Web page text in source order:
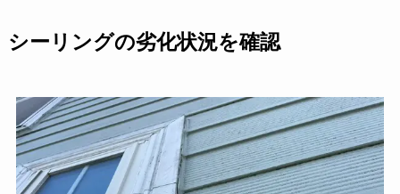
シーリングの劣化状況を確認